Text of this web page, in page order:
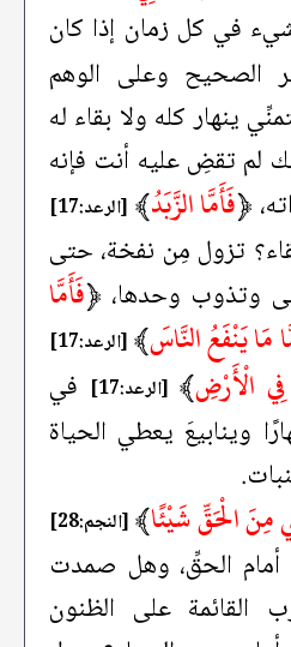
في كل زمان إذا كان
الصحيح وعلى الوهم
ينهار كله ولا بقاء له
لم تقضِ عليه أنت فإنه
﴿فَأَمَّا الزَّبَدُ﴾ [الرعد:17]
تزول مِن نفخة، حتى
وتذوب وحدها، ﴿فَأَمَّا
مَا يَنْفَعُ النَّاسَ﴾ [الرعد:17]
الْأَرْضِ﴾ [الرعد:17]
في
وينابيعَ يعطي الحياة
مِنَ الْحَقِّ شَيْئًا﴾ [النجم:28]
الحقِّ، وهل صمدت
القائمة على الظنون